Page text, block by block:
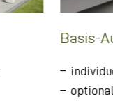
Basis-